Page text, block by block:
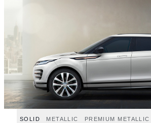
SOLID METALLIC PREMIUM METALLIC